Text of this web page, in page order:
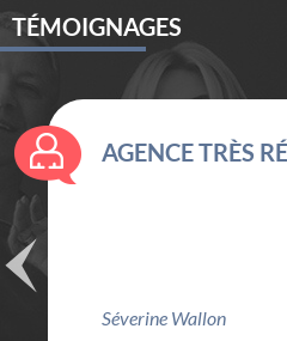
TÉMOIGNAGES
AGENCE TRÈS
Séverine Wallon